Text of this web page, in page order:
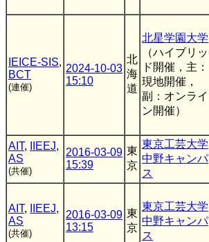
IEICE-SIS,
BCT
(連催)
2024-10-03
15:10
北
海
道
北星学園大学
（ハイブリッ
ド開催，主：
現地開催，
副：オンライ
ン開催）
AIT, IIEEJ,
AS
(共催)
2016-03-09
15:39
東
京
東京工芸大学
中野キャンパ
ス
AIT, IIEEJ,
AS
(共催)
2016-03-09
13:15
東
京
東京工芸大学
中野キャンパ
ス